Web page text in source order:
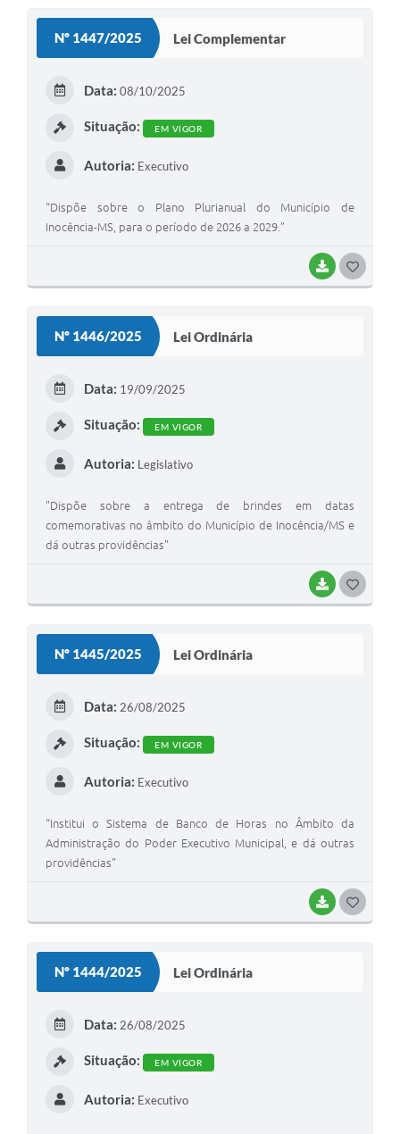
Cadeia Integrada de Valor
Instrumentos de Gestão - SAÚDE
Recursos Liberados
Plano Estratégico
Dados gerais e Obras
LGPD - Governo Digital
Perguntas e respostas frequentes
Nº 1447/2025 Lei Complementar
BAIXAR
Data: 08/10/2025
Situação: EM VIGOR
Autoria: Executivo
“Dispõe sobre o Plano Plurianual do Município de
Inocência-MS, para o período de 2026 a 2029.”
Nº 1446/2025 Lei Ordinária
BAIXAR
Data: 19/09/2025
Situação: EM VIGOR
Autoria: Legislativo
"Dispõe sobre a entrega de brindes em datas
comemorativas no âmbito do Município de Inocência/MS e
dá outras providências"
Nº 1445/2025 Lei Ordinária
BAIXAR
Data: 26/08/2025
Situação: EM VIGOR
Autoria: Executivo
“Institui o Sistema de Banco de Horas no Âmbito da
Administração do Poder Executivo Municipal, e dá outras
providências”
Nº 1444/2025 Lei Ordinária
Data: 26/08/2025
Situação: EM VIGOR
Autoria: Executivo